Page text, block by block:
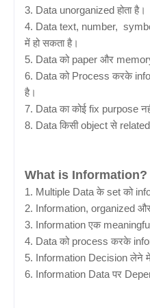
3. Data unorganized होता है।
4. Data text, number,
में हो सकता है।
5. Data को paper और
6. Data को Process करके
है।
7. Data का कोई fix purpose
8. Data किसी object से related
What is Information?
1. Multiple Data के set को
2. Information, organized और
3. Information एक
4. Data को process करके
5. Information Decision लेने
6. Information Data पर